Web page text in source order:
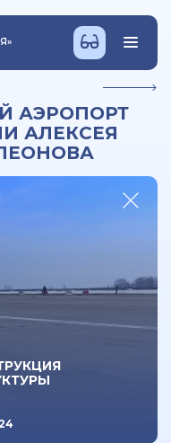
»
АЭРОПОРТ
АЛЕКСЕЯ